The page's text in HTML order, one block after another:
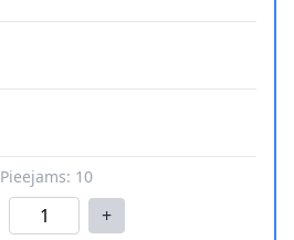
Pieejams: 10
+